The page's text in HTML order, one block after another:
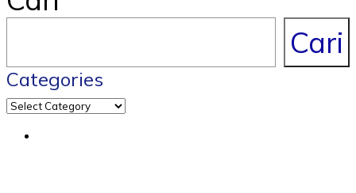
Cari
Categories